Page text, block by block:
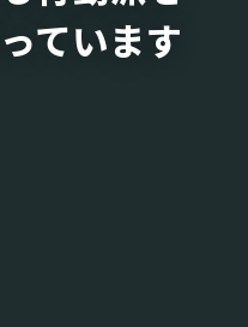
ています